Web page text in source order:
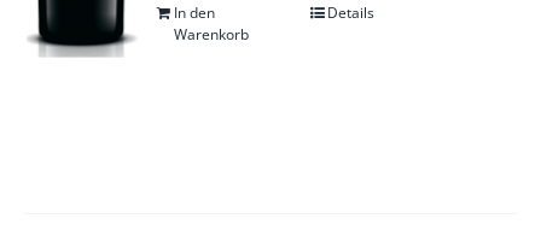
In den
Warenkorb
Details